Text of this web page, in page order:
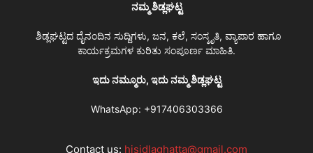
ನಮ್ಮ ಶಿಡ್ಲಘಟ್ಟ
ಶಿಡ್ಲಘಟ್ಟದ ದೈನಂದಿನ ಸುದ್ದಿಗಳು, ಜನ, ಕಲೆ, ಸಂಸ್ಕೃತಿ, ವ್ಯಾಪಾರ ಹಾಗೂ
ಕಾರ್ಯಕ್ರಮಗಳ ಕುರಿತು ಸಂಪೂರ್ಣ ಮಾಹಿತಿ.
ಇದು ನಮ್ಮೂರು, ಇದು ನಮ್ಮ ಶಿಡ್ಲಘಟ್ಟ
WhatsApp: +917406303366
Contact us: hisidlaghatta@gmail.com